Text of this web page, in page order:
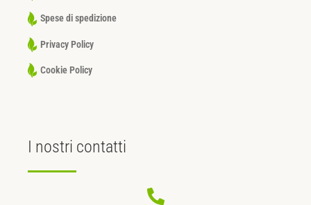
Spese di spedizione
Privacy Policy
Cookie Policy
I nostri contatti